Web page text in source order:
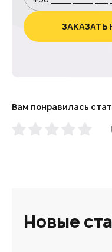
Новые
Вам понравилась